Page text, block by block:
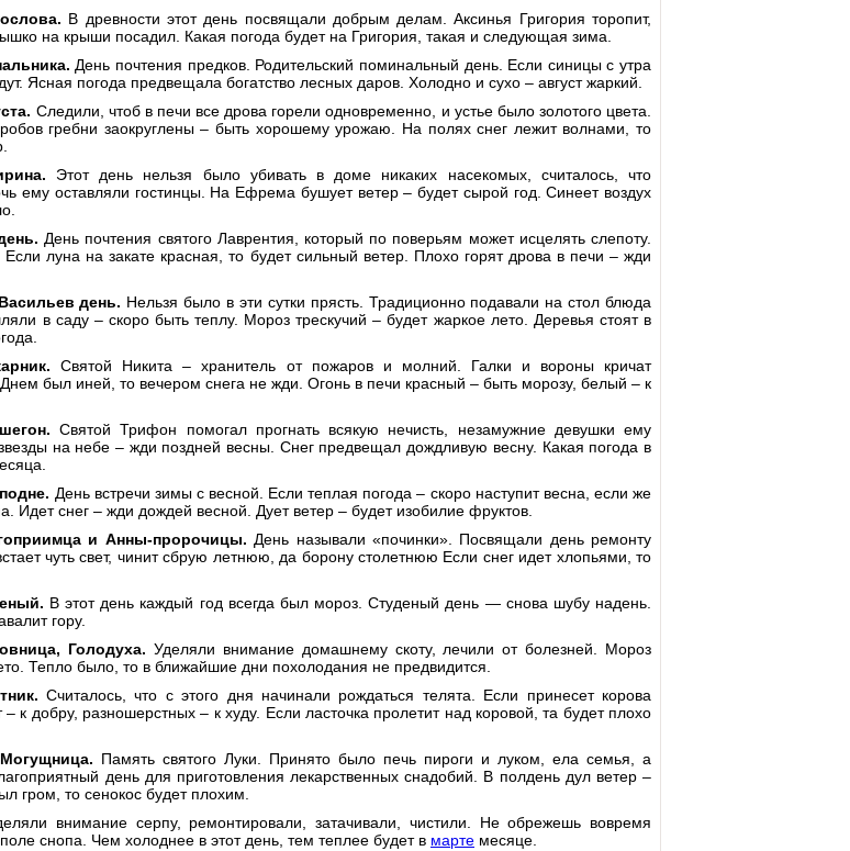
В древности этот день посвящали добрым делам. Аксинья Григория торопит,
на крыши посадил. Какая погода будет на Григория, такая и следующая зима.
День почтения предков. Родительский поминальный день. Если синицы с утра
Ясная погода предвещала богатство лесных даров. Холодно и сухо – август жаркий.
Следили, чтоб в печи все дрова горели одновременно, и устье было золотого цвета.
гребни заокруглены – быть хорошему урожаю. На полях снег лежит волнами, то
Этот день нельзя было убивать в доме никаких насекомых, считалось, что
ему оставляли гостинцы. На Ефрема бушует ветер – будет сырой год. Синеет воздух
День почтения святого Лаврентия, который по поверьям может исцелять слепоту.
луна на закате красная, то будет сильный ветер. Плохо горят дрова в печи – жди
день. Нельзя было в эти сутки прясть. Традиционно подавали на стол блюда
в саду – скоро быть теплу. Мороз трескучий – будет жаркое лето. Деревья стоят в
Святой Никита – хранитель от пожаров и молний. Галки и вороны кричат
был иней, то вечером снега не жди. Огонь в печи красный – быть морозу, белый – к
Святой Трифон помогал прогнать всякую нечисть, незамужние девушки ему
на небе – жди поздней весны. Снег предвещал дождливую весну. Какая погода в
День встречи зимы с весной. Если теплая погода – скоро наступит весна, если же
Идет снег – жди дождей весной. Дует ветер – будет изобилие фруктов.
и Анны-пророчицы. День называли «починки». Посвящали день ремонту
чуть свет, чинит сбрую летнюю, да борону столетнюю Если снег идет хлопьями, то
В этот день каждый год всегда был мороз. Студеный день — снова шубу надень.
гору.
Голодуха. Уделяли внимание домашнему скоту, лечили от болезней. Мороз
Тепло было, то в ближайшие дни похолодания не предвидится.
Считалось, что с этого дня начинали рождаться телята. Если принесет корова
к добру, разношерстных – к худу. Если ласточка пролетит над коровой, та будет плохо
Память святого Луки. Принято было печь пироги и луком, ела семья, а
день для приготовления лекарственных снадобий. В полдень дул ветер –
гром, то сенокос будет плохим.
внимание серпу, ремонтировали, затачивали, чистили. Не обрежешь вовремя
снопа. Чем холоднее в этот день, тем теплее будет в марте месяце.